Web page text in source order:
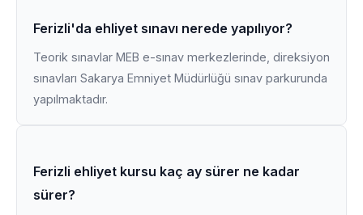
Ferizli'da ehliyet sınavı nerede yapılıyor?
Teorik sınavlar MEB e-sınav merkezlerinde, direksiyon
sınavları Sakarya Emniyet Müdürlüğü sınav parkurunda
yapılmaktadır.
Ferizli ehliyet kursu kaç ay sürer ne kadar
sürer?